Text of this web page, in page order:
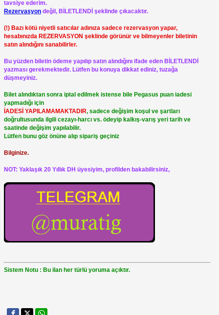
tavsiye ederim.
Rezervasyon değil, BİLETLENDİ şeklinde çıkacaktır.
(!) Bazı kötü niyetli satıcılar adınıza sadece rezervasyon yapar,
hesabınızda REZERVASYON şeklinde görünür ve bilmeyenler biletinin
satın alındığını sanabilirler.
Bu yüzden biletin ödeme yapılıp satın alındığını ifade eden BİLETLENDİ
yazması gerekmektedir. Lütfen bu konuya dikkat ediniz, tuzağa
düşmeyiniz.
Bilet alındıktan sonra iptal edilmek istense bile Pegasus puan iadesi
yapmadığı için
İADESİ YAPILAMAMAKTADIR, sadece değişim koşul ve şartları
doğrultusunda ilgili cezayı-harcı vs. ödeyip kalkış-varış yeri tarih ve
saatinde değişim yapılabilir.
Lütfen bunu göz önüne alıp sipariş geçiniz
Bilginize.
NOT: Yaklaşık 20 Yıllık DH üyesiyim, profilden bakabilirsiniz,
Sistem Notu : Bu ilan her türlü yoruma açıktır.